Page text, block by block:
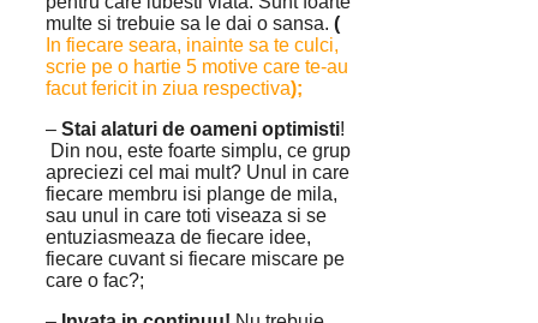
multe si trebuie sa le dai o sansa. (
In fiecare seara, inainte sa te culci,
scrie pe o hartie 5 motive care te-au
facut fericit in ziua respectiva);
– Stai alaturi de oameni optimisti!
Din nou, este foarte simplu, ce grup
apreciezi cel mai mult? Unul in care
fiecare membru isi plange de mila,
sau unul in care toti viseaza si se
entuziasmeaza de fiecare idee,
fiecare cuvant si fiecare miscare pe
care o fac?;